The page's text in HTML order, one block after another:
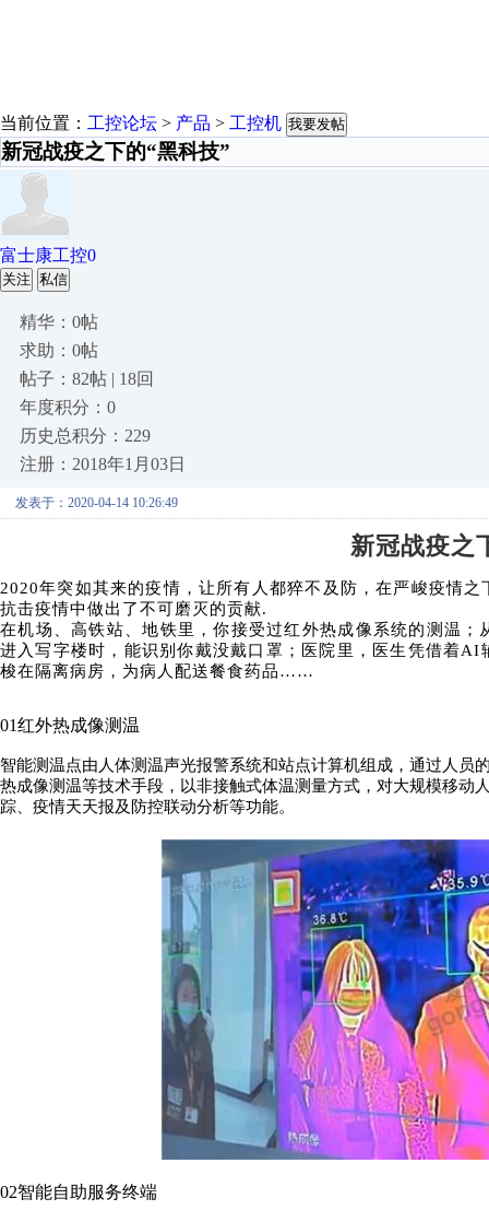
当前位置： 工控论坛 > 产品 > 工控机 我要发帖
新冠战疫之下的“黑科技”
富士康工控0
关注 私信
精华：0帖
求助：0帖
帖子：82帖 | 18回
年度积分：0
历史总积分：229
注册：2018年1月03日
发表于：2020-04-14 10:26:49
新冠战疫之
2020年突如其来的疫情，让所有人都猝不及防，在严峻疫情
抗击疫情中做出了不可磨灭的贡献.
在机场、高铁站、地铁里，你接受过红外热成像系统的测温
进入写字楼时，能识别你戴没戴口罩；医院里，医生凭借着AI
梭在隔离病房，为病人配送餐食药品……
01红外热成像测温
智能测温点由人体测温声光报警系统和站点计算机组成，通过人
热成像测温等技术手段，以非接触式体温测量方式，对大规模移
踪、疫情天天报及防控联动分析等功能。
02智能自助服务终端